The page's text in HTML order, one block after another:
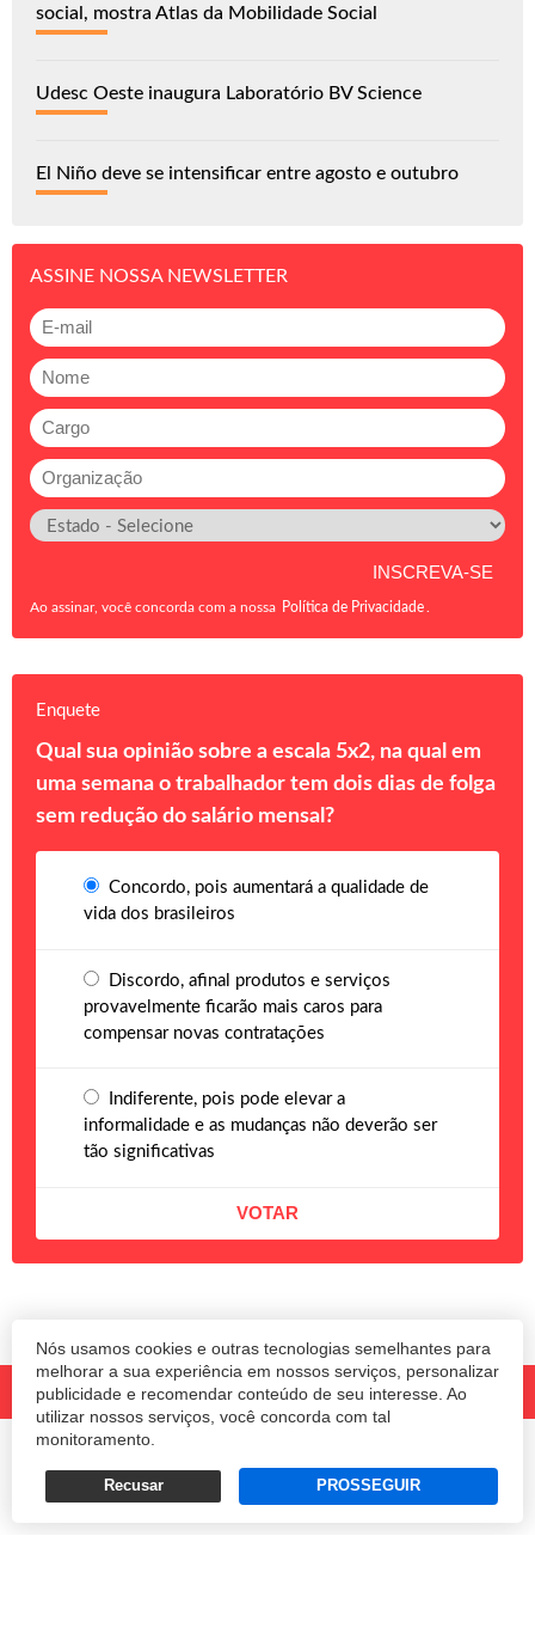
Nós usamos cookies e outras tecnologias semelhantes para
melhorar a sua experiência em nossos serviços, personalizar
publicidade e recomendar conteúdo de seu interesse. Ao
utilizar nossos serviços, você concorda com tal
monitoramento.
Recusar PROSSEGUIR
social, mostra Atlas da Mobilidade Social
Udesc Oeste inaugura Laboratório BV Science
El Niño deve se intensificar entre agosto e outubro
ASSINE NOSSA NEWSLETTER
Ao assinar, você concorda com a nossa Política de Privacidade
Enquete
Qual sua opinião sobre a escala 5x2, na qual em
uma semana o trabalhador tem dois dias de folga
sem redução do salário mensal?
Concordo, pois aumentará a qualidade de
vida dos brasileiros
Discordo, afinal produtos e serviços
provavelmente ficarão mais caros para
compensar novas contratações
Indiferente, pois pode elevar a
informalidade e as mudanças não deverão ser
tão significativas
Termos e Políticas de Uso Privacidade